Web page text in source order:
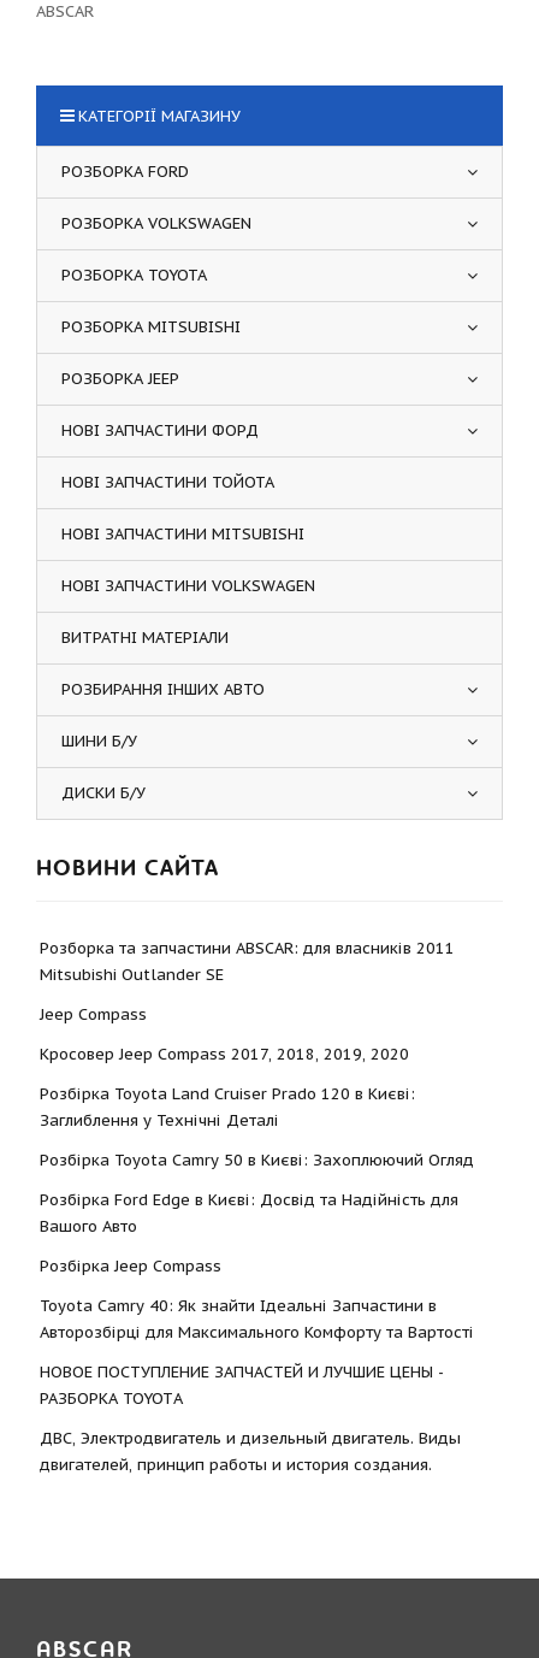
ABSCAR
КАТЕГОРІЇ МАГАЗИНУ
РОЗБОРКА FORD
РОЗБОРКА VOLKSWAGEN
РОЗБОРКА TOYOTA
РОЗБОРКА MITSUBISHI
РОЗБОРКА JEEP
НОВІ ЗАПЧАСТИНИ ФОРД
НОВІ ЗАПЧАСТИНИ ТОЙОТА
НОВІ ЗАПЧАСТИНИ MITSUBISHI
НОВІ ЗАПЧАСТИНИ VOLKSWAGEN
ВИТРАТНІ МАТЕРІАЛИ
РОЗБИРАННЯ ІНШИХ АВТО
ШИНИ Б/У
ДИСКИ Б/У
НОВИНИ САЙТА
Розборка та запчастини ABSCAR: для власників 2011
Mitsubishi Outlander SE
Jeep Compass
Кросовер Jeep Compass 2017, 2018, 2019, 2020
Розбірка Toyota Land Cruiser Prado 120 в Києві:
Заглиблення у Технічні Деталі
Розбірка Toyota Camry 50 в Києві: Захоплюючий Огляд
Розбірка Ford Edge в Києві: Досвід та Надійність для
Вашого Авто
Розбірка Jeep Compass
Toyota Camry 40: Як знайти Ідеальні Запчастини в
Авторозбірці для Максимального Комфорту та Вартості
НОВОЕ ПОСТУПЛЕНИЕ ЗАПЧАСТЕЙ И ЛУЧШИЕ ЦЕНЫ -
РАЗБОРКА TOYOTА
ДВС, Электродвигатель и дизельный двигатель. Виды
двигателей, принцип работы и история создания.
ABSCAR